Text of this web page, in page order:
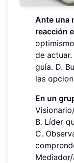
Ante una
reacción
de
guía. D.
las
En un
B. Líder
C.